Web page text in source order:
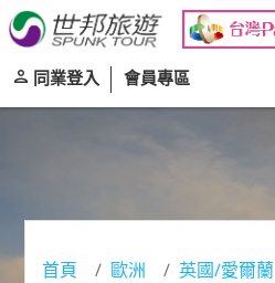
同業登入 會員專區
首頁 歐洲
英國/愛爾蘭